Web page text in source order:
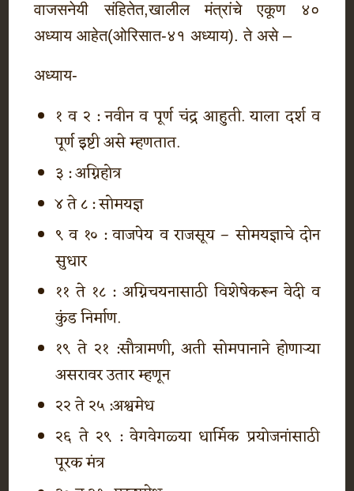
वाजसनेयी संहितेत,खालील मंत्रांचे एकूण ४०
अध्याय आहेत(ओरिसात-४१ अध्याय). ते असे –
अध्याय-
१ व २ : नवीन व पूर्ण चंद्र आहुती. याला दर्श व
पूर्ण इष्टी असे म्हणतात.
३ : अग्निहोत्र
४ ते ८ : सोमयज्ञ
९ व १० : वाजपेय व राजसूय – सोमयज्ञाचे दोन
सुधार
११ ते १८ : अग्निचयनासाठी विशेषेकरून वेदी व
कुंड निर्माण.
१९ ते २१ :सौत्रामणी, अती सोमपानाने होणाऱ्या
असरावर उतार म्हणून
२२ ते २५ :अश्वमेध
२६ ते २९ : वेगवेगळ्या धार्मिक प्रयोजनांसाठी
पूरक मंत्र